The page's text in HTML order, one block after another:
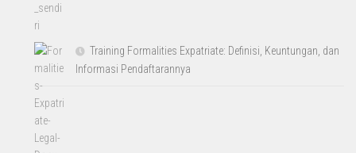
Training Formalities Expatriate: Definisi, Keuntungan, dan
Informasi Pendaftarannya